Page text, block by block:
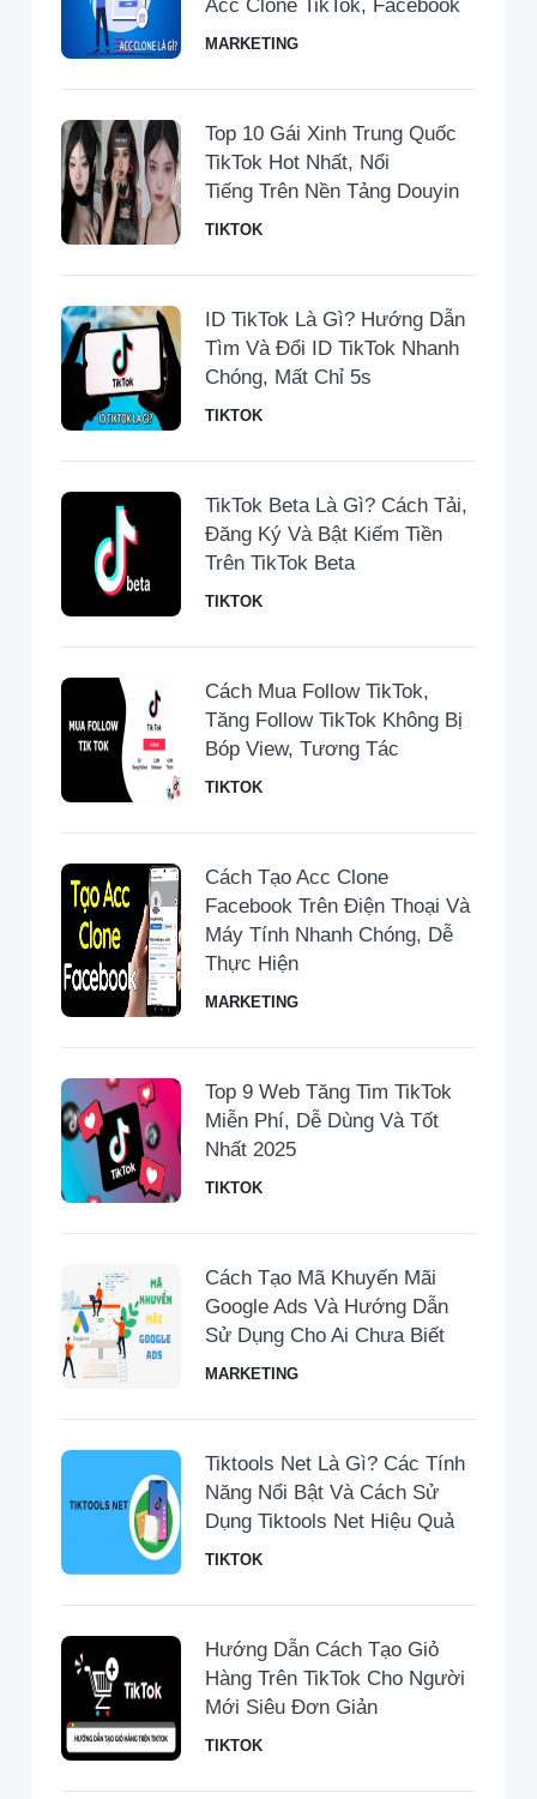
Acc Clone TikTok, Facebook
MARKETING
Top 10 Gái Xinh Trung Quốc
TikTok Hot Nhất, Nổi
Tiếng Trên Nền Tảng Douyin
TIKTOK
ID TikTok Là Gì? Hướng Dẫn
Tìm Và Đổi ID TikTok Nhanh
Chóng, Mất Chỉ 5s
TIKTOK
TikTok Beta Là Gì? Cách Tải,
Đăng Ký Và Bật Kiếm Tiền
Trên TikTok Beta
TIKTOK
Cách Mua Follow TikTok,
Tăng Follow TikTok Không Bị
Bóp View, Tương Tác
TIKTOK
Cách Tạo Acc Clone
Facebook Trên Điện Thoại Và
Máy Tính Nhanh Chóng, Dễ
Thực Hiện
MARKETING
Top 9 Web Tăng Tim TikTok
Miễn Phí, Dễ Dùng Và Tốt
Nhất 2025
TIKTOK
Cách Tạo Mã Khuyến Mãi
Google Ads Và Hướng Dẫn
Sử Dụng Cho Ai Chưa Biết
MARKETING
Tiktools Net Là Gì? Các Tính
Năng Nổi Bật Và Cách Sử
Dụng Tiktools Net Hiệu Quả
TIKTOK
Hướng Dẫn Cách Tạo Giỏ
Hàng Trên TikTok Cho Người
Mới Siêu Đơn Giản
TIKTOK